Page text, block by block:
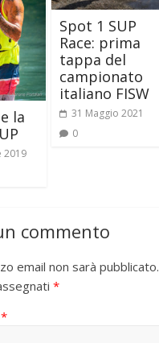
la
2019
Spot 1 SUP
Race: prima
tappa del
campionato
italiano FISW
31 Maggio 2021
0
commento
email non sarà pubblicato.
*
*